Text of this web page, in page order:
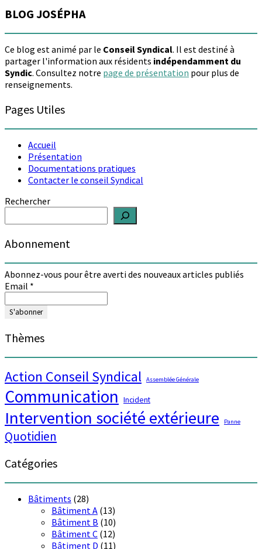
BLOG JOSÉPHA
Ce blog est animé par le Conseil Syndical. Il est destiné à
partager l'information aux résidents indépendamment du
Syndic. Consultez notre page de présentation pour plus de
renseignements.
Pages Utiles
Accueil
Présentation
Documentations pratiques
Contacter le conseil Syndical
Rechercher
Abonnement
Abonnez-vous pour être averti des nouveaux articles publiés
Email *
Thèmes
Action Conseil Syndical Assemblée Générale
Communication Incident
Intervention société extérieure Panne
Quotidien
Catégories
Bâtiments (28)
Bâtiment A (13)
Bâtiment B (10)
Bâtiment C (12)
Bâtiment D (11)